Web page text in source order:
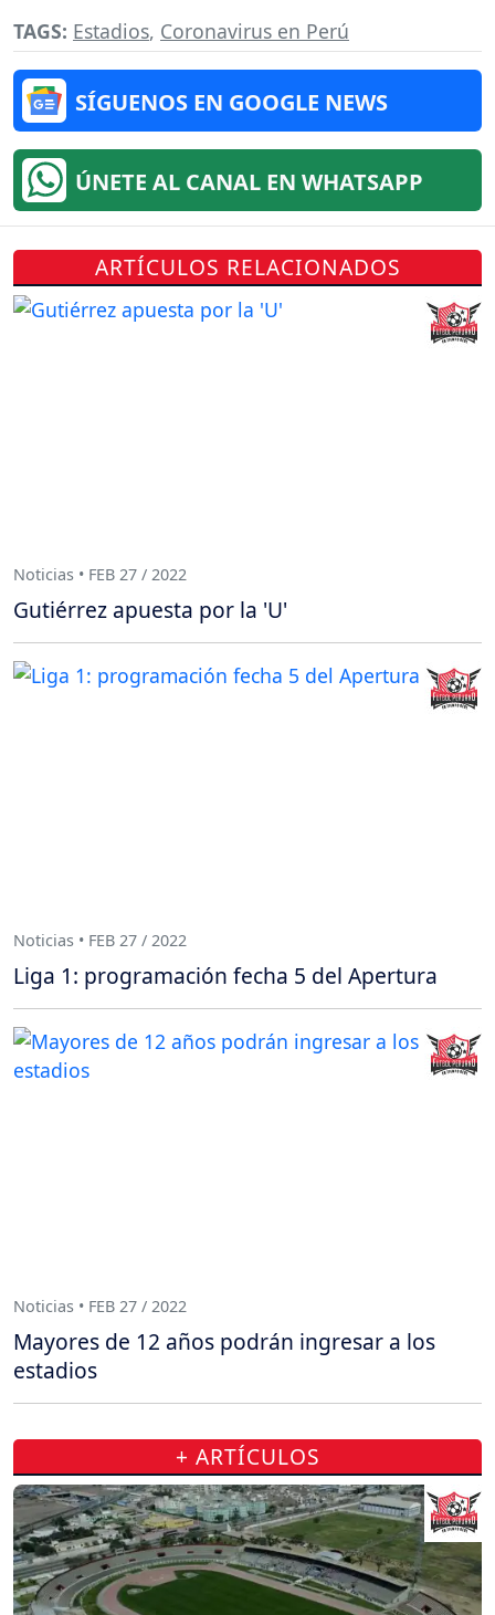
TAGS: Estadios, Coronavirus en Perú
SÍGUENOS EN GOOGLE NEWS
ÚNETE AL CANAL EN WHATSAPP
ARTÍCULOS RELACIONADOS
Noticias • FEB 27 / 2022
Gutiérrez apuesta por la 'U'
Noticias • FEB 27 / 2022
Liga 1: programación fecha 5 del Apertura
Noticias • FEB 27 / 2022
Mayores de 12 años podrán ingresar a los
estadios
+ ARTÍCULOS